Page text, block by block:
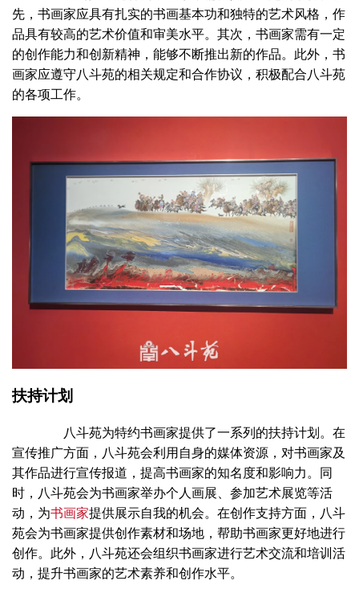
先，书画家应具有扎实的书画基本功和独特的艺术风格，作
品具有较高的艺术价值和审美水平。其次，书画家需有一定
的创作能力和创新精神，能够不断推出新的作品。此外，书
画家应遵守八斗苑的相关规定和合作协议，积极配合八斗苑
的各项工作。
扶持计划
八斗苑为特约书画家提供了一系列的扶持计划。在
宣传推广方面，八斗苑会利用自身的媒体资源，对书画家及
其作品进行宣传报道，提高书画家的知名度和影响力。同
时，八斗苑会为书画家举办个人画展、参加艺术展览等活
动，为书画家提供展示自我的机会。在创作支持方面，八斗
苑会为书画家提供创作素材和场地，帮助书画家更好地进行
创作。此外，八斗苑还会组织书画家进行艺术交流和培训活
动，提升书画家的艺术素养和创作水平。